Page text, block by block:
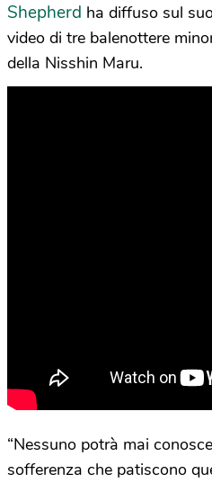
Shepherd ha diffuso sul
video di tre balenottere
della Nisshin Maru.
“Nessuno potrà mai
sofferenza che patiscono